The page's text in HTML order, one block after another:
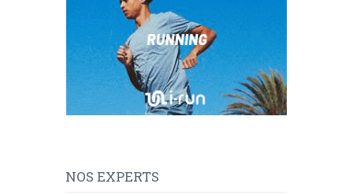
NOS EXPERTS